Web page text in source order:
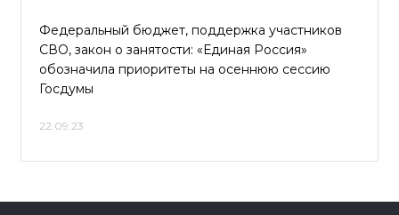
Федеральный бюджет, поддержка участников
СВО, закон о занятости: «Единая Россия»
обозначила приоритеты на осеннюю сессию
Госдумы
22.09.23